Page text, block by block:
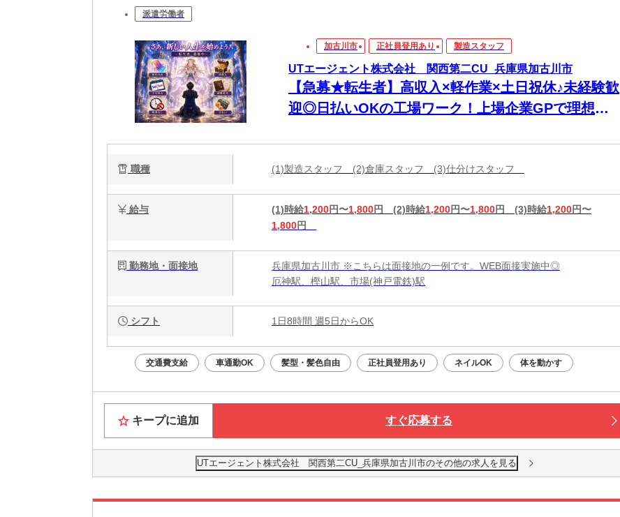
派遣労働者
加古川市 正社員登用あり 製造スタッフ
UTエージェント株式会社 関西第二CU_兵庫県加古川市
【急募★転生者】高収入×軽作業×土日祝休♪未経験歓
迎◎日払いOKの工場ワーク！上場企業GPで理想の
職種 (1)製造スタッフ (2)倉庫スタッフ (3)仕分けスタッフ
給与 (1)時給1,200円〜1,800円 (2)時給1,200円〜1,800円 (3)時給1,200円〜
1,800円
勤務地・面接地
兵庫県加古川市 ※こちらは面接地の一例です。WEB面接実施中◎
厄神駅、樫山駅、市場(神戸電鉄)駅
シフト 1日8時間 週5日からOK
交通費支給 車通勤OK 髪型・髪色自由 正社員登用あり ネイルOK 体を動かす
キープに追加 すぐ応募する
UTエージェント株式会社 関西第二CU_兵庫県加古川市のその他の求人を見る